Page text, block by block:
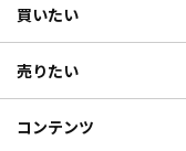
買いたい
売りたい
コンテンツ